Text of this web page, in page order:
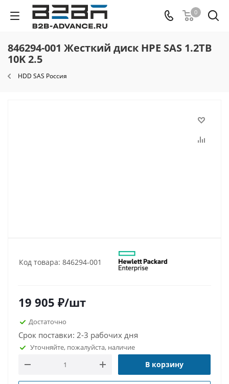
0
846294-001 Жесткий диск HPE SAS 1.2TB
10K 2.5
HDD SAS Россия
Код товара: 846294-001
19 905 ₽/шт
Достаточно
Срок поставки: 2-3 рабочих дня
Уточняйте, пожалуйста, наличие
В корзину